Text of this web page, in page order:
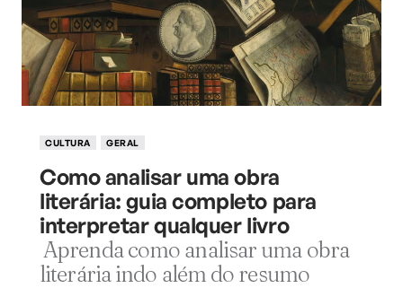
CULTURA GERAL
Como analisar uma obra
literária: guia completo para
interpretar qualquer livro
Aprenda como analisar uma obra
literária indo além do resumo